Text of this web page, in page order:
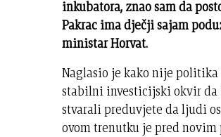
inkubatora, znao sam da
Pakrac ima dječji sajam
ministar Horvat.
Naglasio je kako nije
stabilni investicijski okvir
stvarali preduvjete da ljudi
ovom trenutku je pred novim